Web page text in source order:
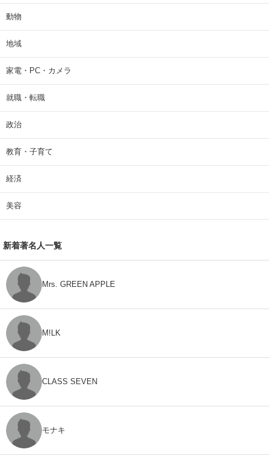
動物
地域
家電・PC・カメラ
就職・転職
政治
教育・子育て
経済
美容
新着著名人一覧
Mrs. GREEN APPLE
M!LK
CLASS SEVEN
モナキ